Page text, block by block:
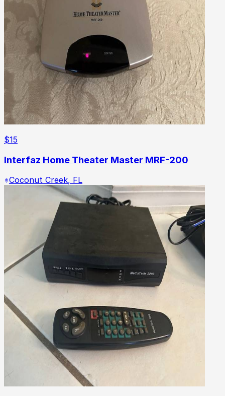
$15
Interfaz Home Theater Master MRF-200
Coconut Creek, FL